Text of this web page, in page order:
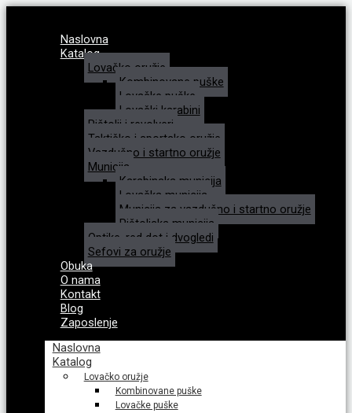
Naslovna
Katalog
Lovačko oružje
Kombinovane puške
Lovačke puške
Lovački karabini
Pištolji i revolveri
Taktičko i sportsko oružje
Vazdušno i startno oružje
Municija
Karabinska municija
Lovačka municija
Municija za vazdušno i startno oružje
Pištoljska municija
Optike, red dot i dvogledi
Sefovi za oružje
Obuka
O nama
Kontakt
Blog
Zaposlenje
Naslovna
Katalog
Lovačko oružje
Kombinovane puške
Lovačke puške